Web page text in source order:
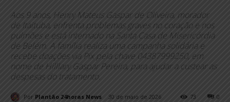
Aos 9 anos, Henry Mateus Gaspar de Oliveira, morador
de Itaituba, enfrenta problemas graves no coração e nos
pulmões e está internado na Santa Casa de Misericórdia
de Belém. A família realiza uma campanha solidária e
recebe doações via Pix pela chave 04387999250, em
nome de Hilllary Gaspar Pereira, para ajudar a custear as
despesas do tratamento.
Por Plantão 24horas News 30 de maio de 2026 0
73